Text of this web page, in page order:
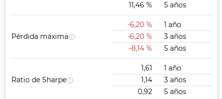
11,46 %
5 años
Pérdida máxima
-6,20 %
1 año
-6,20 %
3 años
-8,14 %
5 años
Ratio de Sharpe
1,61
1 año
1,14
3 años
0,92
5 años